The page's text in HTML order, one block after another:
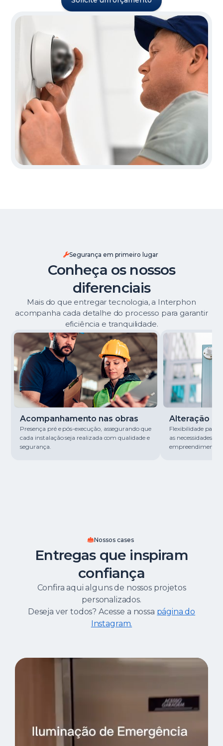
Segurança em primeiro lugar
Conheça os nossos
diferenciais
Mais do que entregar tecnologia, a Interphon
acompanha cada detalhe do processo para garantir
eficiência e tranquilidade.
Acompanhamento nas obras
Presença pré e pós-execução, assegurando que
cada instalação seja realizada com qualidade e
segurança.
Alteração
Flexibilidade para
as necessidades
empreendimento.
Nossos cases
Entregas que inspiram
confiança
Confira aqui alguns de nossos projetos
personalizados.
Deseja ver todos? Acesse a nossa página do
Instagram.